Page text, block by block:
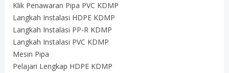
Klik Penawaran Pipa PVC KDMP
Langkah Instalasi HDPE KDMP
Langkah Instalasi PP-R KDMP
Langkah Instalasi PVC KDMP
Mesin Pipa
Pelajari Lengkap HDPE KDMP